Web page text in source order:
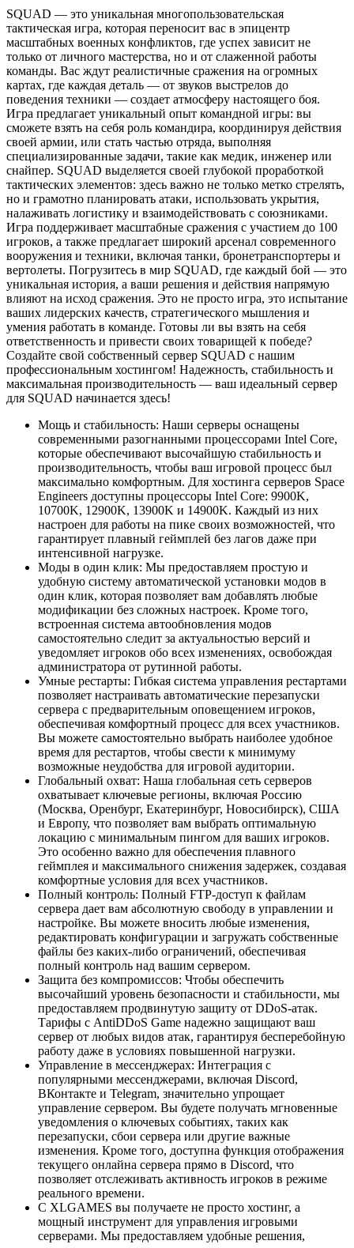
SQUAD — это уникальная многопользовательская
тактическая игра, которая переносит вас в эпицентр
масштабных военных конфликтов, где успех зависит не
только от личного мастерства, но и от слаженной работы
команды. Вас ждут реалистичные сражения на огромных
картах, где каждая деталь — от звуков выстрелов до
поведения техники — создает атмосферу настоящего боя.
Игра предлагает уникальный опыт командной игры: вы
сможете взять на себя роль командира, координируя действия
своей армии, или стать частью отряда, выполняя
специализированные задачи, такие как медик, инженер или
снайпер. SQUAD выделяется своей глубокой проработкой
тактических элементов: здесь важно не только метко стрелять,
но и грамотно планировать атаки, использовать укрытия,
налаживать логистику и взаимодействовать с союзниками.
Игра поддерживает масштабные сражения с участием до 100
игроков, а также предлагает широкий арсенал современного
вооружения и техники, включая танки, бронетранспортеры и
вертолеты. Погрузитесь в мир SQUAD, где каждый бой — это
уникальная история, а ваши решения и действия напрямую
влияют на исход сражения. Это не просто игра, это испытание
ваших лидерских качеств, стратегического мышления и
умения работать в команде. Готовы ли вы взять на себя
ответственность и привести своих товарищей к победе?
Создайте свой собственный сервер SQUAD с нашим
профессиональным хостингом! Надежность, стабильность и
максимальная производительность — ваш идеальный сервер
для SQUAD начинается здесь!
Мощь и стабильность: Наши серверы оснащены
современными разогнанными процессорами Intel Core,
которые обеспечивают высочайшую стабильность и
производительность, чтобы ваш игровой процесс был
максимально комфортным. Для хостинга серверов Space
Engineers доступны процессоры Intel Core: 9900K,
10700K, 12900K, 13900K и 14900K. Каждый из них
настроен для работы на пике своих возможностей, что
гарантирует плавный геймплей без лагов даже при
интенсивной нагрузке.
Моды в один клик: Мы предоставляем простую и
удобную систему автоматической установки модов в
один клик, которая позволяет вам добавлять любые
модификации без сложных настроек. Кроме того,
встроенная система автообновления модов
самостоятельно следит за актуальностью версий и
уведомляет игроков обо всех изменениях, освобождая
администратора от рутинной работы.
Умные рестарты: Гибкая система управления рестартами
позволяет настраивать автоматические перезапуски
сервера с предварительным оповещением игроков,
обеспечивая комфортный процесс для всех участников.
Вы можете самостоятельно выбрать наиболее удобное
время для рестартов, чтобы свести к минимуму
возможные неудобства для игровой аудитории.
Глобальный охват: Наша глобальная сеть серверов
охватывает ключевые регионы, включая Россию
(Москва, Оренбург, Екатеринбург, Новосибирск), США
и Европу, что позволяет вам выбрать оптимальную
локацию с минимальным пингом для ваших игроков.
Это особенно важно для обеспечения плавного
геймплея и максимального снижения задержек, создавая
комфортные условия для всех участников.
Полный контроль: Полный FTP-доступ к файлам
сервера дает вам абсолютную свободу в управлении и
настройке. Вы можете вносить любые изменения,
редактировать конфигурации и загружать собственные
файлы без каких-либо ограничений, обеспечивая
полный контроль над вашим сервером.
Защита без компромиссов: Чтобы обеспечить
высочайший уровень безопасности и стабильности, мы
предоставляем продвинутую защиту от DDoS-атак.
Тарифы с AntiDDoS Game надежно защищают ваш
сервер от любых видов атак, гарантируя бесперебойную
работу даже в условиях повышенной нагрузки.
Управление в мессенджерах: Интеграция с
популярными мессенджерами, включая Discord,
ВКонтакте и Telegram, значительно упрощает
управление сервером. Вы будете получать мгновенные
уведомления о ключевых событиях, таких как
перезапуски, сбои сервера или другие важные
изменения. Кроме того, доступна функция отображения
текущего онлайна сервера прямо в Discord, что
позволяет отслеживать активность игроков в режиме
реального времени.
С XLGAMES вы получаете не просто хостинг, а
мощный инструмент для управления игровыми
серверами. Мы предоставляем удобные решения,